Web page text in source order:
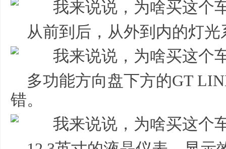
从前到后，从外到内的灯
多功能方向盘下方的GT
错。